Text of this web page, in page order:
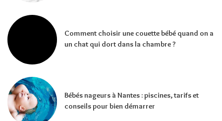
Comment choisir une couette bébé quand on a
un chat qui dort dans la chambre ?
Bébés nageurs à Nantes : piscines, tarifs et
conseils pour bien démarrer